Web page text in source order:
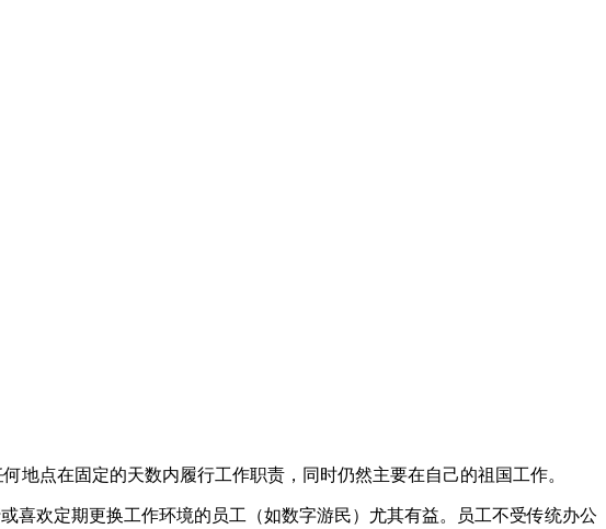
地点在固定的天数内履行工作职责，同时仍然主要在自己的祖国工作。
喜欢定期更换工作环境的员工（如数字游民）尤其有益。员工不受传统办公